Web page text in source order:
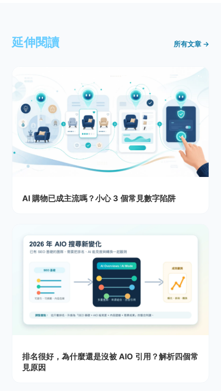
延伸閱讀 所有文章 →
AI 購物已成主流嗎？小心 3 個常見數字陷阱
排名很好，為什麼還是沒被 AIO 引用？解析四個常
見原因